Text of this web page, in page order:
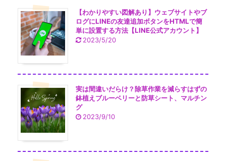
【わかりやすい図解あり】ウェブサイトやブ
ログにLINEの友達追加ボタンをHTMLで簡
単に設置する方法【LINE公式アカウント】
2023/5/20
実は間違いだらけ？除草作業を減らすはずの
鉢植えブルーベリーと防草シート、マルチン
グ
2023/9/10